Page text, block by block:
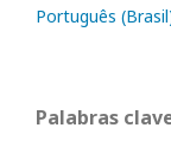
Português
Palabras